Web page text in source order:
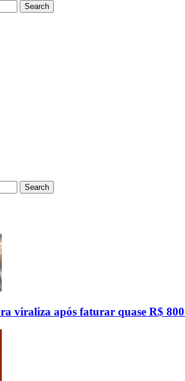
Search
Search
viraliza após faturar quase R$